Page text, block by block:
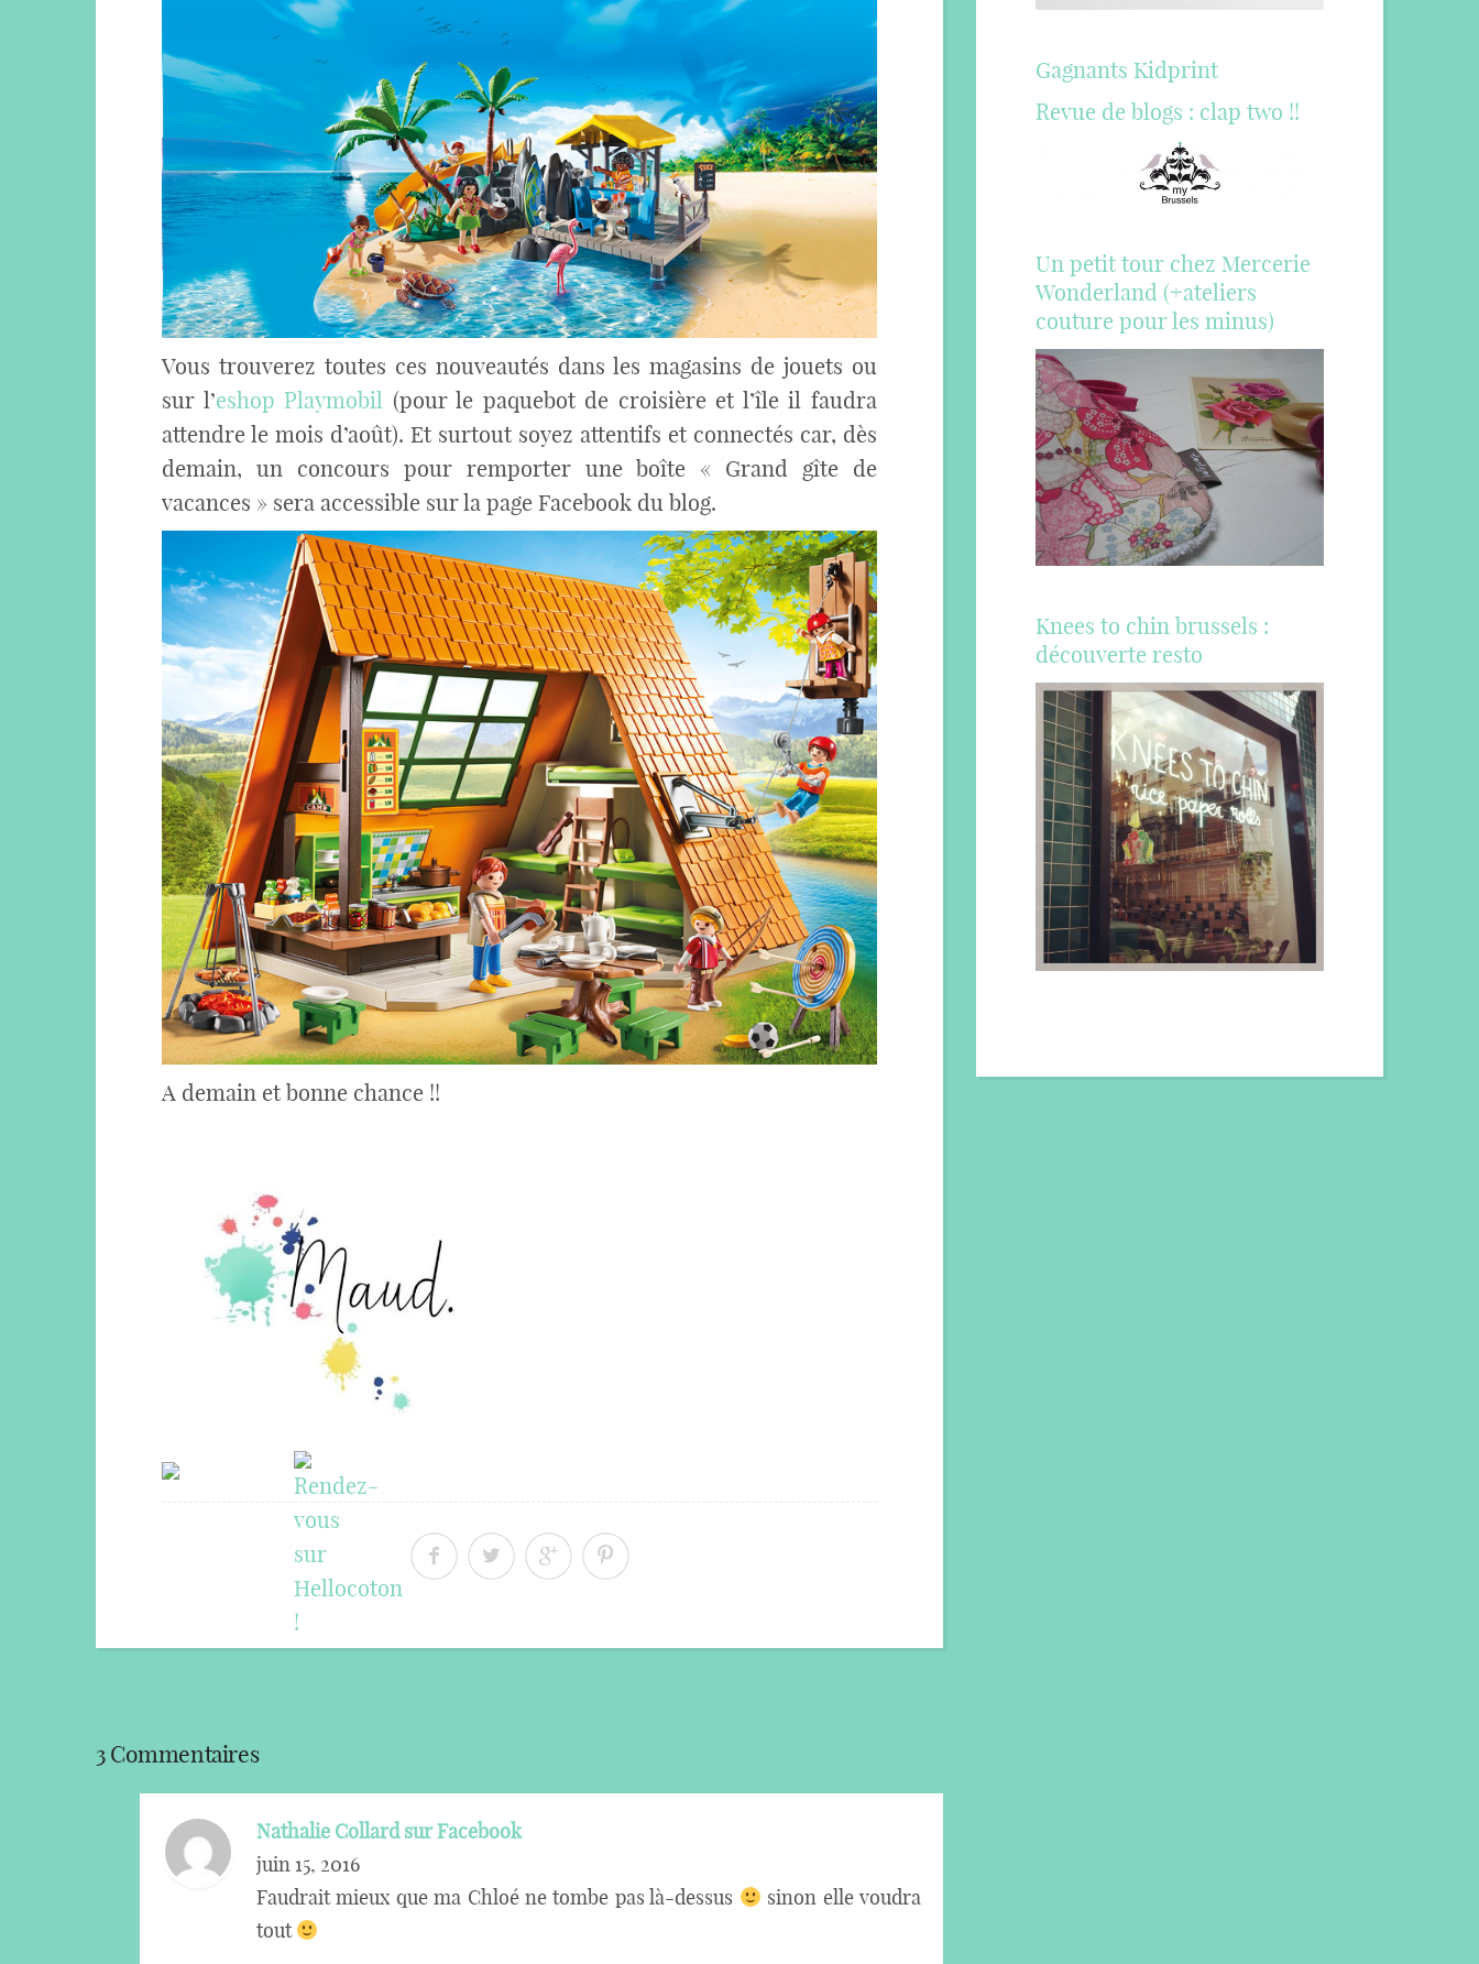
Vous trouverez toutes ces nouveautés dans les magasins de jouets ou
sur l’eshop Playmobil (pour le paquebot de croisière et l’île il faudra
attendre le mois d’août). Et surtout soyez attentifs et connectés car, dès
demain, un concours pour remporter une boîte « Grand gîte de
vacances » sera accessible sur la page Facebook du blog.
A demain et bonne chance !!
3 Commentaires
Nathalie Collard sur Facebook
juin 15, 2016
Faudrait mieux que ma Chloé ne tombe pas là-dessus
sinon elle voudra
tout
Gagnants Kidprint
Revue de blogs : clap two !!
Un petit tour chez Mercerie
Wonderland (+ateliers
couture pour les minus)
Knees to chin brussels :
découverte resto